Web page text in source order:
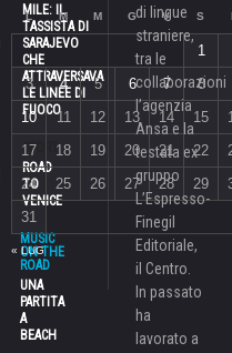
MILE: IL
TASSISTA DI
SARAJEVO
CHE
ATTRAVERSAVA
LE LINEE DI
FUOCO
SPORT
ROAD
TO
VENICE
MUSIC
ON THE
ROAD
UNA
PARTITA
A
BEACH
L M M G V S
« LUG
1
3
4 5 6 7 8
10
11 12 13 14 15
17
18 19 20 21 22
24
25 26 27 28 29
31
di lingue
straniere,
tra le
collaborazioni
l’agenzia
Ansa e la
testata ex
gruppo
L’Espresso-
Finegil
Editoriale,
il Centro.
In passato
ha
lavorato a